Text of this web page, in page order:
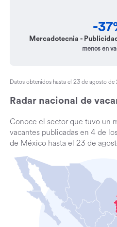
-
Mercadotecnia -
menos en
Datos obtenidos hasta el 23 de agosto de
Radar nacional de
Conoce el sector que tuvo un
vacantes publicadas en 4 de
de México hasta el 23 de